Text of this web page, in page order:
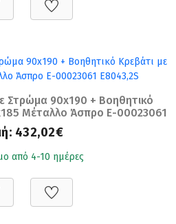
Στρώμα 90x190 + Βοηθητικό
Μέταλλο Άσπρο Ε-00023061
Ε8043,2S
432,02€
από 4-10 ημέρες